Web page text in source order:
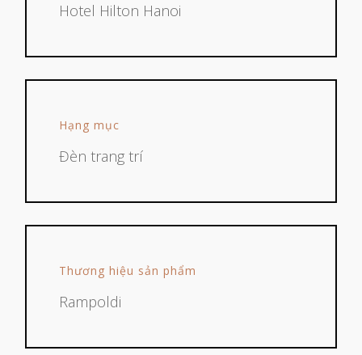
Hotel Hilton Hanoi
Hạng mục
Đèn trang trí
Thương hiệu sản phẩm
Rampoldi